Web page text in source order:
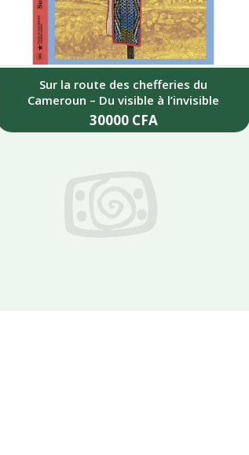
Sur la route des chefferies du
Cameroun – Du visible à l’invisible
30000 CFA